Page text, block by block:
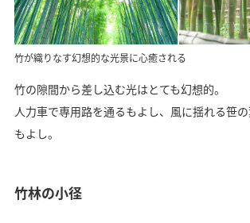
竹が織りなす幻想的な光景に心癒される
竹の隙間から差し込む光はとても幻想的。
人力車で専用路を通るもよし、風に揺れる笹
もよし。
竹林の小径